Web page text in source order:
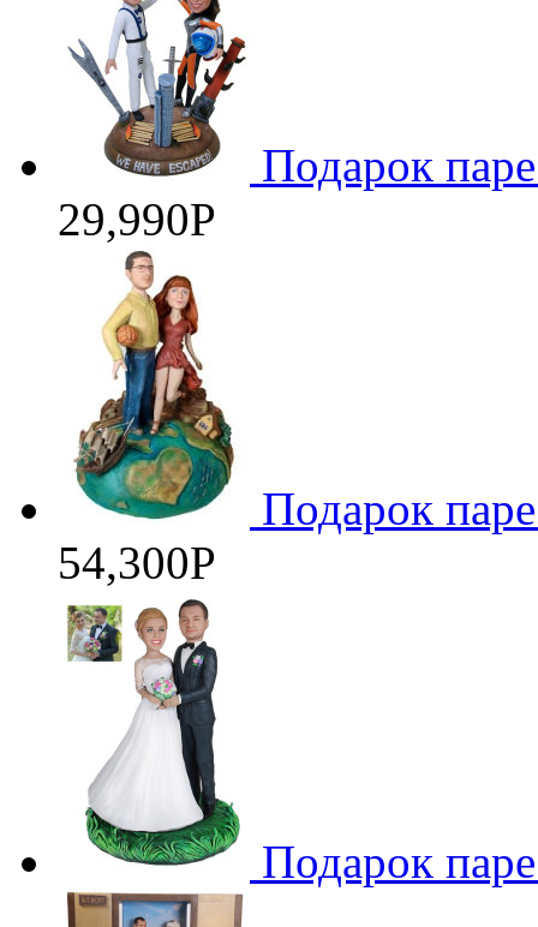
Подарок
29,990Р
Подарок
54,300Р
Подарок